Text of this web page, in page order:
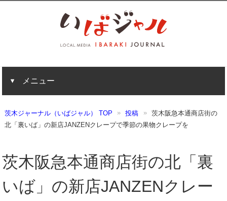
メニュー
茨木ジャーナル（いばジャル） TOP 投稿
茨木阪急本通商店街の
北「裏いば」の新店JANZENクレープで季節の果物クレープを
茨木阪急本通商店街の北「裏
いば」の新店JANZENクレー